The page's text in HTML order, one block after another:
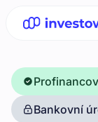
Bankovní